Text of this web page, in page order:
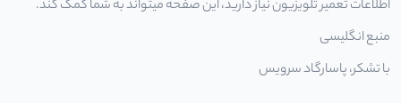
اطلاعاتتعمیر تلویزیوننیاز دارید، این صفحه میتواند به شما کمک کند.
منبع انگلیسی
با تشکر،پاسارگاد سرویس